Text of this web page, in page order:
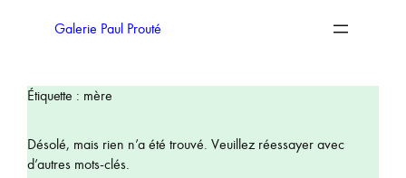
Galerie Paul Prouté
Étiquette : mère
Désolé, mais rien n’a été trouvé. Veuillez réessayer avec
d’autres mots-clés.